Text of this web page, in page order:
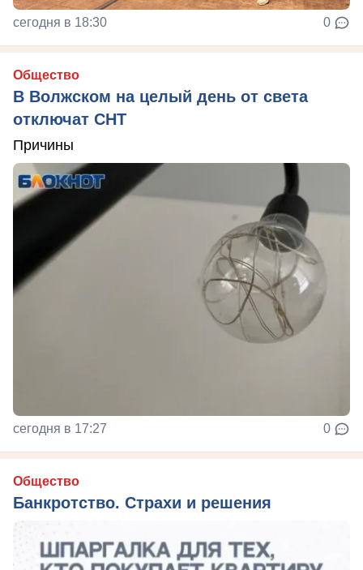
сегодня в 18:30 0
Общество
В Волжском на целый день от света
отключат СНТ
Причины
сегодня в 17:27 0
Общество
Банкротство. Страхи и решения